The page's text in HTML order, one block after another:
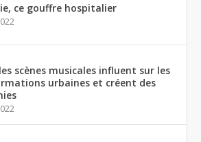
ce gouffre hospitalier
scènes musicales influent sur les
urbaines et créent des